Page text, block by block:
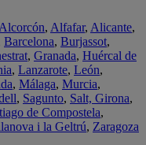
Alcorcón, Alfafar, Alicante,
Barcelona, Burjassot,
, Granada, Huércal de
, Lanzarote, León,
, Málaga, Murcia,
, Sagunto, Salt, Girona,
de Compostela,
i la Geltrú, Zaragoza